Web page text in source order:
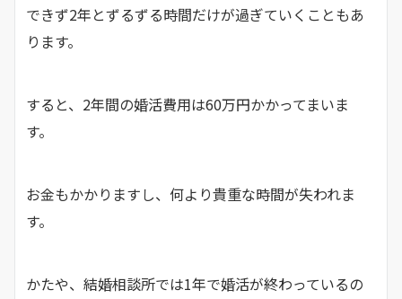
できず2年とずるずる時間だけが過ぎていくこともあ
ります。
すると、2年間の婚活費用は60万円かかってまいま
す。
お金もかかりますし、何より貴重な時間が失われま
す。
かたや、結婚相談所では1年で婚活が終わっているの